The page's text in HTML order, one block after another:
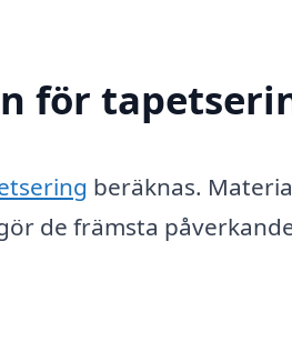
för
beräknas.
de främsta